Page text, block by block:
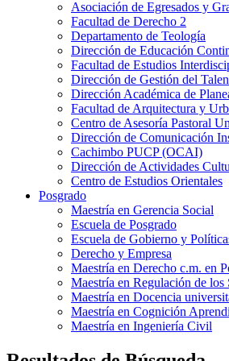
Asociación de Egresados y
Facultad de Derecho 2
Departamento de Teología
Dirección de Educación
Facultad de Estudios
Dirección de Gestión del
Dirección Académica de
Facultad de Arquitectura y
Centro de Asesoría Pastoral
Dirección de Comunicación
Cachimbo PUCP (OCAI)
Dirección de Actividades
Centro de Estudios Orientales
Posgrado
Maestría en Gerencia Social
Escuela de Posgrado
Escuela de Gobierno y
Derecho y Empresa
Maestría en Derecho c.m. en
Maestría en Regulación de
Maestría en Docencia
Maestría en Cognición
Maestría en Ingeniería Civil